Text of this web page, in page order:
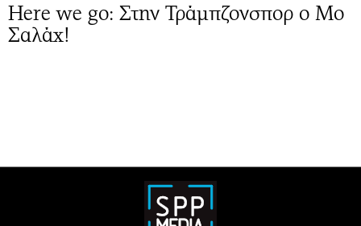
Here we go: Στην Τράμπζονσπορ ο Μο
Σαλάχ!